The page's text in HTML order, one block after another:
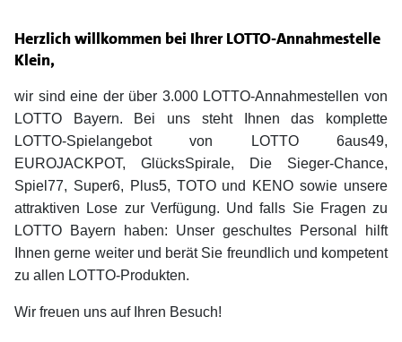
Herzlich willkommen bei Ihrer LOTTO-Annahmestelle
Klein,
wir sind eine der über 3.000 LOTTO-Annahmestellen von
LOTTO Bayern. Bei uns steht Ihnen das komplette
LOTTO-Spielangebot von LOTTO 6aus49,
EUROJACKPOT, GlücksSpirale, Die Sieger-Chance,
Spiel77, Super6, Plus5, TOTO und KENO sowie unsere
attraktiven Lose zur Verfügung. Und falls Sie Fragen zu
LOTTO Bayern haben: Unser geschultes Personal hilft
Ihnen gerne weiter und berät Sie freundlich und kompetent
zu allen LOTTO-Produkten.
Wir freuen uns auf Ihren Besuch!